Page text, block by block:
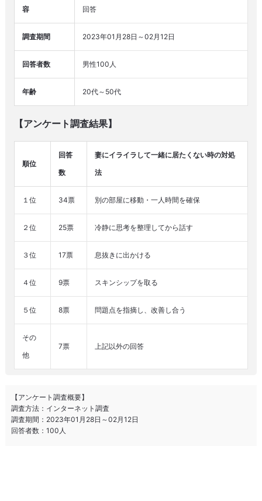
容
回答
調査期間 2023年01月28日～02月12日
回答者数 男性100人
年齢 20代～50代
【アンケート調査結果】
順位
回答
数
妻にイライラして一緒に居たくない時の対処
法
１位 34票 別の部屋に移動・一人時間を確保
２位 25票 冷静に思考を整理してから話す
３位 17票 息抜きに出かける
４位 9票 スキンシップを取る
５位 8票 問題点を指摘し、改善し合う
その
他
7票 上記以外の回答
【アンケート調査概要】
調査方法：インターネット調査
調査期間：2023年01月28日～02月12日
回答者数：100人